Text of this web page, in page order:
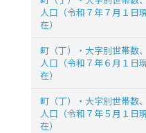
人口（令和７年７月１日
在）
町（丁）・大字別世帯数、
人口（令和７年６月１日
在）
町（丁）・大字別世帯数、
人口（令和７年５月１日
在）